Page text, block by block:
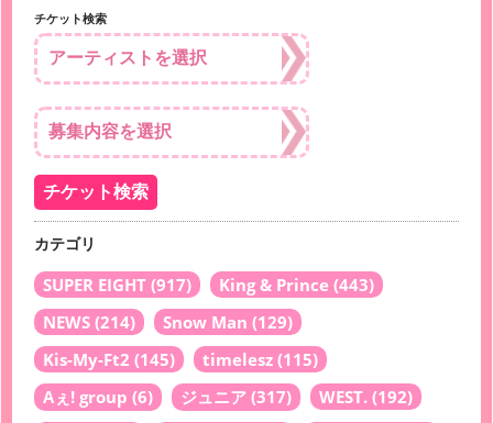
チケット検索
カテゴリ
SUPER EIGHT (917) King & Prince (443)
NEWS (214) Snow Man (129)
Kis-My-Ft2 (145) timelesz (115)
Aぇ! group (6) ジュニア (317) WEST. (192)